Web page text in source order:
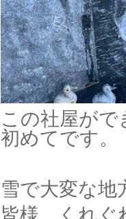
この社屋が
初めてです。
雪で大変な地